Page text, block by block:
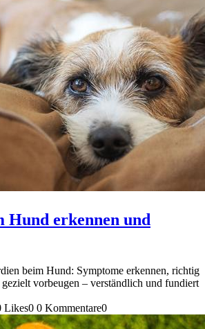
Hund erkennen und
beim Hund: Symptome erkennen, richtig
vorbeugen – verständlich und fundiert
Likes0 0 Kommentare0